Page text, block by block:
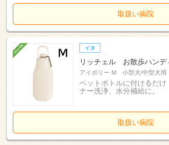
取扱い病院
リッチェル お散歩ハン
アイボリー M 小型犬/中型犬用
ペットボトルに付けるだけ
ナー洗浄、水分補給に。
取扱い病院